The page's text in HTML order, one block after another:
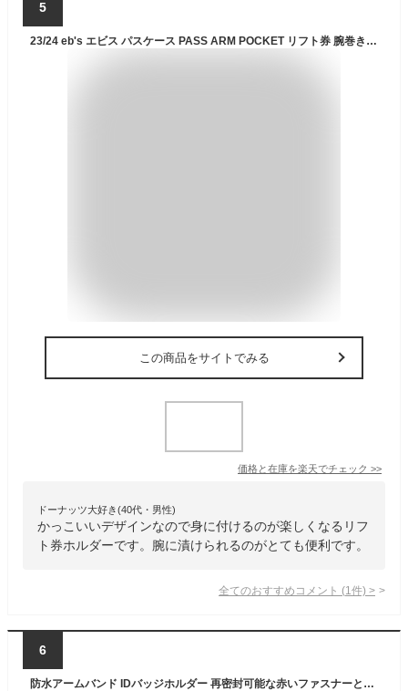
5
23/24 eb's エビス パスケース PASS ARM POCKET リフト券 腕巻き付けタイプ スキー スノボ ウインタースポーツ ユニセックス 2023年秋冬 品番 #4300609 日本正規品
この商品をサイトでみる
価格と在庫を楽天でチェック >>
ドーナッツ大好き(40代・男性)
かっこいいデザインなので身に付けるのが楽しくなるリフ
ト券ホルダーです。腕に漬けられるのがとても便利です。
全てのおすすめコメント (1 件) >
6
防水アームバンド IDバッジホルダー 再密封可能な赤いファスナーと頑丈な調節可能なアームバンド (リフトチケット用のアームスキーパスホルダー)